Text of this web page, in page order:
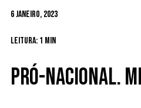
6 Janeiro, 2023
Leitura: 1 min
Pró-nacional.